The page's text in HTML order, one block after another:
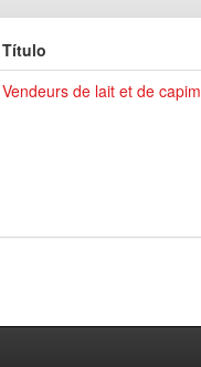
Título
Vendeurs de lait et de capim